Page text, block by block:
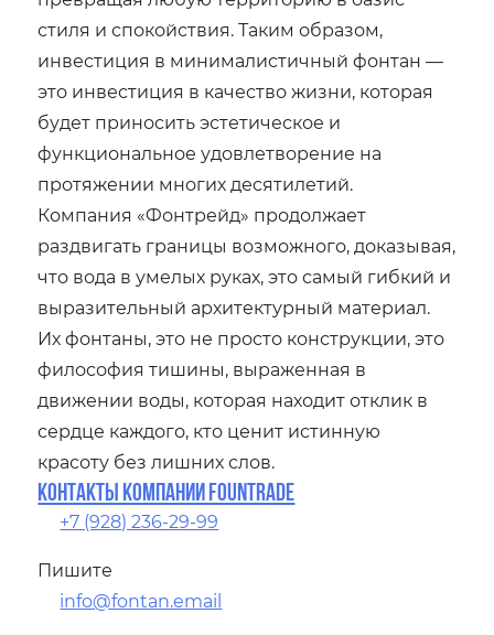
стиля и спокойствия. Таким образом,
инвестиция в минималистичный фонтан —
это инвестиция в качество жизни, которая
будет приносить эстетическое и
функциональное удовлетворение на
протяжении многих десятилетий.
Компания «Фонтрейд» продолжает
раздвигать границы возможного, доказывая,
что вода в умелых руках, это самый гибкий и
выразительный архитектурный материал.
Их фонтаны, это не просто конструкции, это
философия тишины, выраженная в
движении воды, которая находит отклик в
сердце каждого, кто ценит истинную
красоту без лишних слов.
Контакты компании Fountrade
+7 (928) 236-29-99
Пишите
info@fontan.email